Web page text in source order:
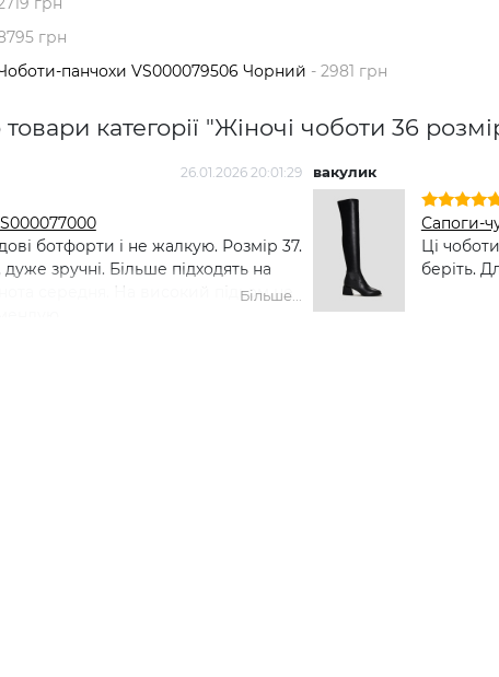
грн
панчохи VS000079506 Чорний - 2981 грн
категорії "Жіночі чоботи 36
26.01.2026 20:01:29
ботфорти і не жалкую. Розмір 37.
дуже зручні. Більше підходять на
середня. На високий підьом не
Більше...
вакулик
Сапоги-
Ці
беріть.